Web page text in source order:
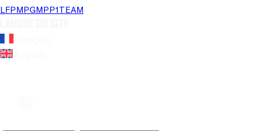
LFPMPGMPP1TEAM